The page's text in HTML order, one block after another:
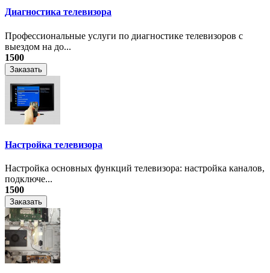
Диагностика телевизора
Профессиональные услуги по диагностике телевизоров с
выездом на до...
1500
Заказать
Настройка телевизора
Настройка основных функций телевизора: настройка каналов,
подключе...
1500
Заказать